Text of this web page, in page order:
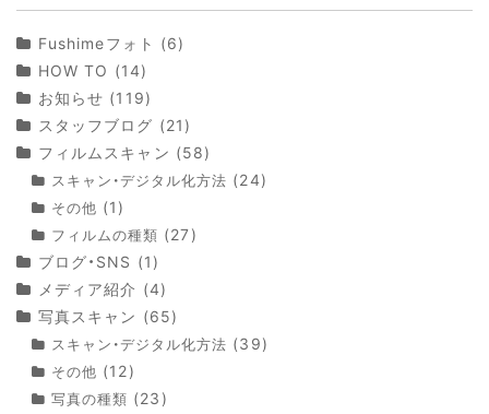
Fushimeフォト (6)
HOW TO (14)
お知らせ (119)
スタッフブログ (21)
フィルムスキャン (58)
スキャン・デジタル化方法 (24)
その他 (1)
フィルムの種類 (27)
ブログ・SNS (1)
メディア紹介 (4)
写真スキャン (65)
スキャン・デジタル化方法 (39)
その他 (12)
写真の種類 (23)